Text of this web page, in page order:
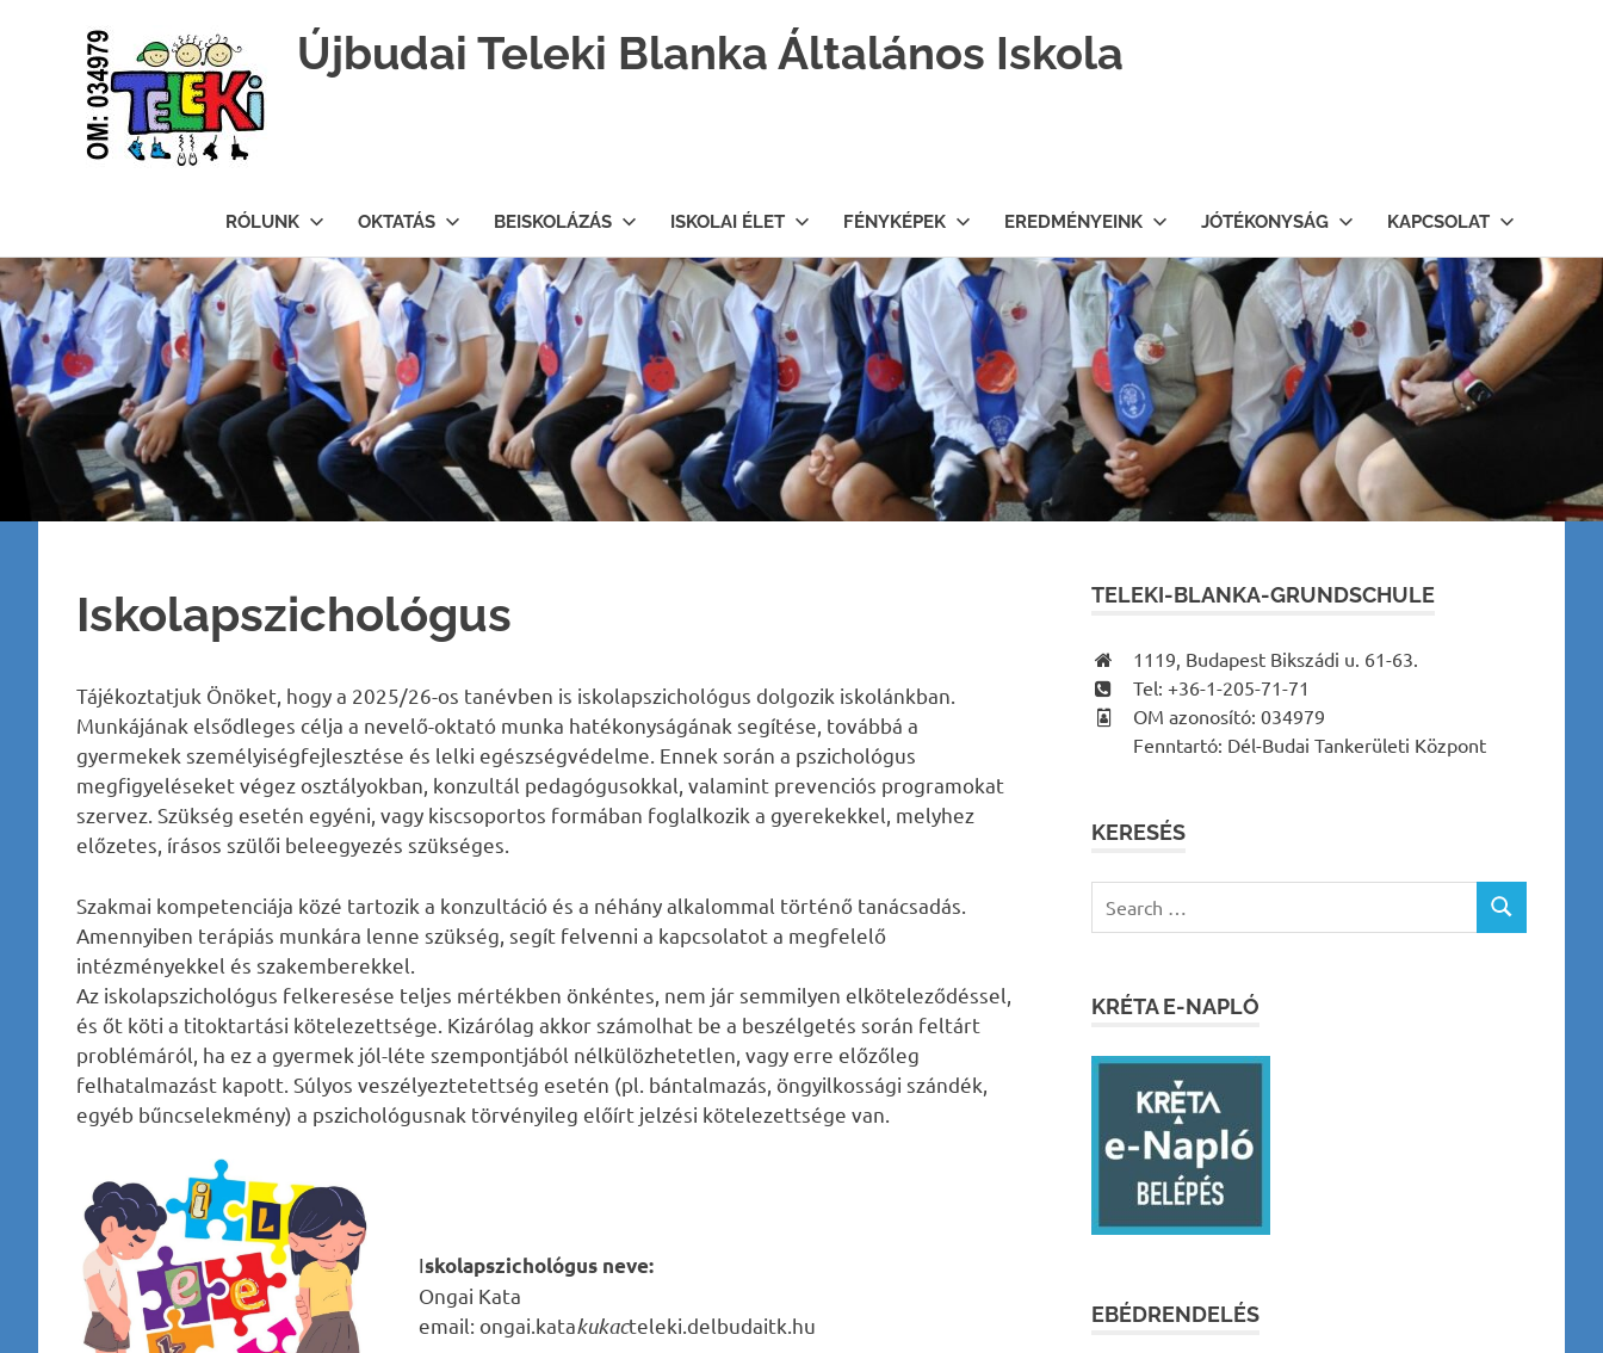
Skip
to
content
Újbudai Teleki Blanka Általános Iskola
RÓLUNK OKTATÁS BEISKOLÁZÁS ISKOLAI ÉLET FÉNYKÉPEK EREDMÉNYEINK JÓTÉKONYSÁG KAPCSOLAT
Iskolapszichológus
Tájékoztatjuk Önöket, hogy a 2025/26-os tanévben is iskolapszichológus dolgozik iskolánkban.
Munkájának elsődleges célja a nevelő-oktató munka hatékonyságának segítése, továbbá a
gyermekek személyiségfejlesztése és lelki egészségvédelme. Ennek során a pszichológus
megfigyeléseket végez osztályokban, konzultál pedagógusokkal, valamint prevenciós programokat
szervez. Szükség esetén egyéni, vagy kiscsoportos formában foglalkozik a gyerekekkel, melyhez
előzetes, írásos szülői beleegyezés szükséges.
Szakmai kompetenciája közé tartozik a konzultáció és a néhány alkalommal történő tanácsadás.
Amennyiben terápiás munkára lenne szükség, segít felvenni a kapcsolatot a megfelelő
intézményekkel és szakemberekkel.
Az iskolapszichológus felkeresése teljes mértékben önkéntes, nem jár semmilyen elköteleződéssel,
és őt köti a titoktartási kötelezettsége. Kizárólag akkor számolhat be a beszélgetés során feltárt
problémáról, ha ez a gyermek jól-léte szempontjából nélkülözhetetlen, vagy erre előzőleg
felhatalmazást kapott. Súlyos veszélyeztetettség esetén (pl. bántalmazás, öngyilkossági szándék,
egyéb bűncselekmény) a pszichológusnak törvényileg előírt jelzési kötelezettsége van.
Iskolapszichológus neve:
Ongai Kata
email: ongai.katakukacteleki.delbudaitk.hu
TELEKI-BLANKA-GRUNDSCHULE
1119, Budapest Bikszádi u. 61-63.
Tel: +36-1-205-71-71
OM azonosító: 034979
Fenntartó: Dél-Budai Tankerületi Központ
KERESÉS
for:
SEARCH
KRÉTA E-NAPLÓ
EBÉDRENDELÉS